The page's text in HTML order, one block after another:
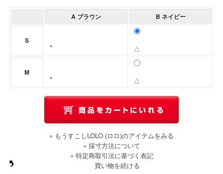
» 採寸方法について
» 特定商取引法に基づく表記
買い物を続ける
A ブラウン B ネイビー
S
× △
M
× △
» もうすこしLOLO (ロロ)のアイテムをみる